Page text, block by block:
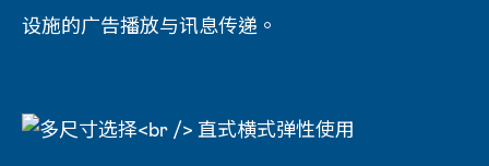
设施的广告播放与讯息传递。